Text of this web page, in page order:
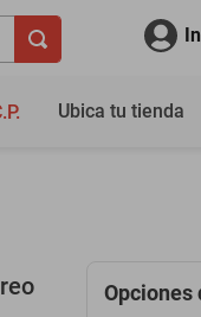
Ubica tu tienda
Opciones